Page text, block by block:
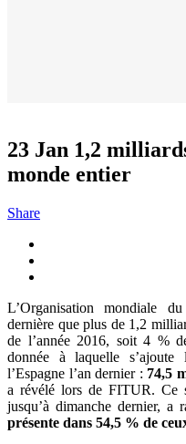
23 Jan 1,2
monde entier
Share
L’Organisation mondiale
dernière que plus de 1,2
de l’année 2016, soit 4 %
donnée à laquelle
l’Espagne l’an dernier : 74,5
a révélé lors de FITUR. Ce
jusqu’à dimanche dernier, a
présente dans 54,5 % de